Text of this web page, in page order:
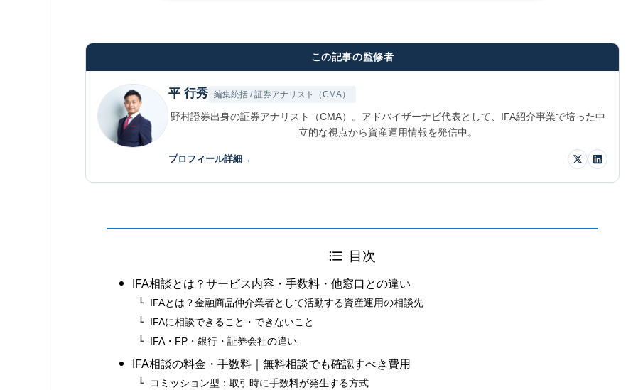
この記事の監修者
平 行秀 編集統括 / 証券アナリスト（CMA）
野村證券出身の証券アナリスト（CMA）。アドバイザーナビ代表として、IFA紹介事業で培った中
立的な視点から資産運用情報を発信中。
プロフィール詳細→
目次
IFA相談とは？サービス内容・手数料・他窓口との違い
IFAとは？金融商品仲介業者として活動する資産運用の相談先
IFAに相談できること・できないこと
IFA・FP・銀行・証券会社の違い
IFA相談の料金・手数料｜無料相談でも確認すべき費用
コミッション型：取引時に手数料が発生する方式